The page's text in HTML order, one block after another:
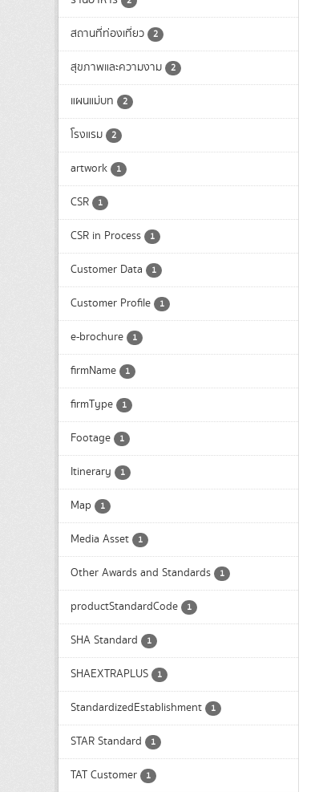
สถานที่ท่องเที่ยว 2
สุขภาพและความงาม 2
แผนแม่บท 2
โรงแรม 2
artwork 1
CSR 1
CSR in Process 1
Customer Data 1
Customer Profile 1
e-brochure 1
firmName 1
firmType 1
Footage 1
Itinerary 1
Map 1
Media Asset 1
Other Awards and Standards 1
productStandardCode 1
SHA Standard 1
SHAEXTRAPLUS 1
StandardizedEstablishment 1
STAR Standard 1
TAT Customer 1